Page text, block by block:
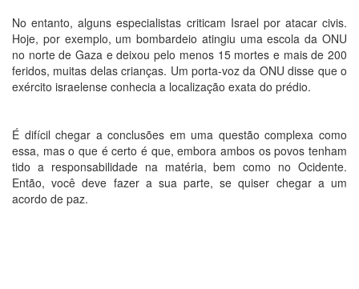
No entanto, alguns especialistas criticam Israel por atacar civis.
Hoje, por exemplo, um bombardeio atingiu uma escola da ONU
no norte de Gaza e deixou pelo menos 15 mortes e mais de 200
feridos, muitas delas crianças. Um porta-voz da ONU disse que o
exército israelense conhecia a localização exata do prédio.
É difícil chegar a conclusões em uma questão complexa como
essa, mas o que é certo é que, embora ambos os povos tenham
tido a responsabilidade na matéria, bem como no Ocidente.
Então, você deve fazer a sua parte, se quiser chegar a um
acordo de paz.